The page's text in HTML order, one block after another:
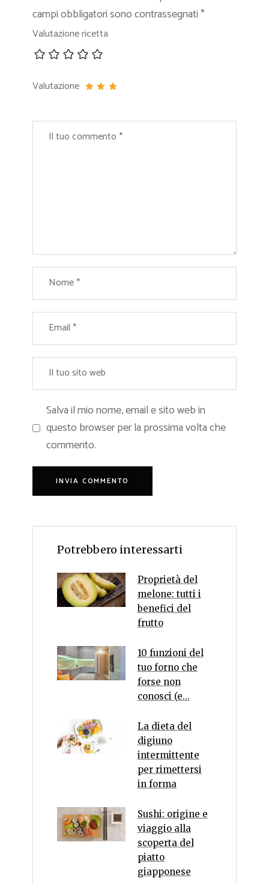
campi obbligatori sono contrassegnati*
Valutazione ricetta
Valutazione
Salva il mio nome, email e sito web in
questo browser per la prossima volta che
commento.
Potrebbero interessarti
Proprietà del
melone: tutti i
benefici del
frutto
10 funzioni del
tuo forno che
forse non
conosci (e…
La dieta del
digiuno
intermittente
per rimettersi
in forma
Sushi: origine e
viaggio alla
scoperta del
piatto
giapponese